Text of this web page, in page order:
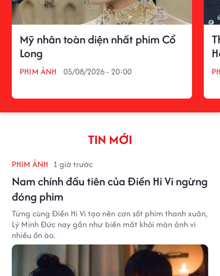
Mỹ nhân toàn diện nhất phim Cổ
Long
PHIM ẢNH 05/08/2026 - 20:00
TIN MỚI
PHIM ẢNH 1 giờ trước
Nam chính đầu tiên của Điền Hi Vi ngừng
đóng phim
Từng cùng Điền Hi Vi tạo nên cơn sốt phim thanh xuân,
Lý Minh Đức nay gần như biến mất khỏi màn ảnh vì
nhiều ồn ào.